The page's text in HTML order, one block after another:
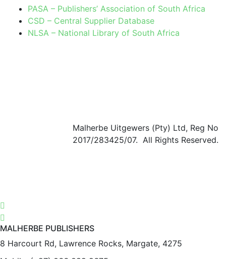
PASA – Publishers’ Association of South Africa
CSD – Central Supplier Database
NLSA – National Library of South Africa
Malherbe Uitgewers (Pty) Ltd, Reg No
2017/283425/07. All Rights Reserved.
MALHERBE PUBLISHERS
8 Harcourt Rd, Lawrence Rocks, Margate, 4275